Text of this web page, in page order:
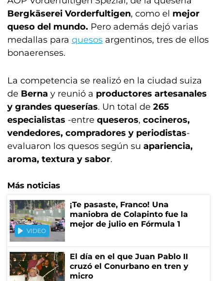
Bergkäserei Vorderfultigen, como el mejor
queso del mundo. Pero además dejó varias
medallas para quesos argentinos, tres de ellos
bonaerenses.
La competencia se realizó en la ciudad suiza
de Berna y reunió a productores artesanales
y grandes queserías. Un total de 265
especialistas -entre queseros, cocineros,
vendedores, compradores y periodistas-
evaluaron los quesos según su apariencia,
aroma, textura y sabor.
Más noticias
VIDEO
¡Te pasaste, Franco! Una
maniobra de Colapinto fue la
mejor de julio en Fórmula 1
El día en el que Juan Pablo II
cruzó el Conurbano en tren y
micro